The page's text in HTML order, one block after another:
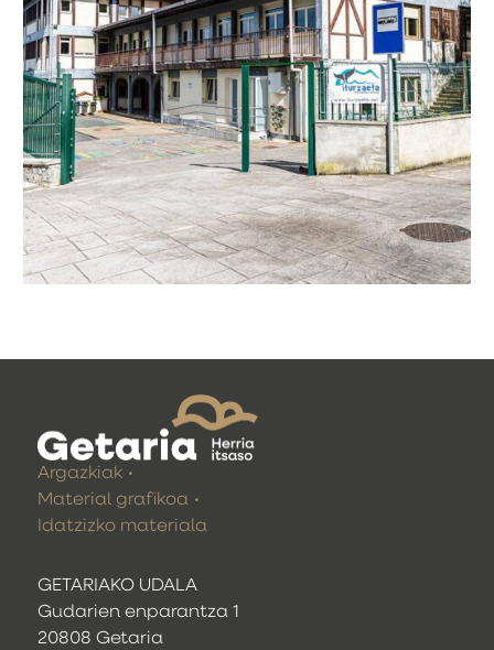
GETARIAKO UDALA
Gudarien enparantza 1
20808 Getaria
Argazkiak
Material grafikoa
Idatzizko materiala